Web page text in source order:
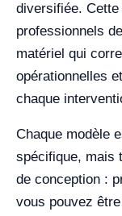
diversifiée.
professionnels
matériel qui
opérationnelles
chaque
Chaque modèle
spécifique, mais
de conception :
vous pouvez